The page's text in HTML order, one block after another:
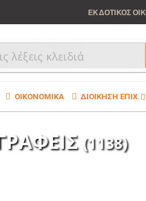
ΕΚΔΟΤΙΚΟΣ
ΟΙΚΟΝΟΜΙΚΑ ΔΙΟΙΚΗΣΗ ΕΠΙΧ.
(1138)